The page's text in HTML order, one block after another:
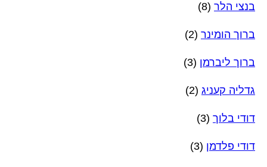
בנצי הלר (8)
ברוך הומינר (2)
ברוך ליברמן (3)
גדליה קעניג (2)
דודי בלוך (3)
דודי פלדמן (3)